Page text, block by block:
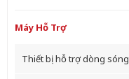
Máy Hỗ Trợ
Thiết bị hỗ trợ dòng sóng